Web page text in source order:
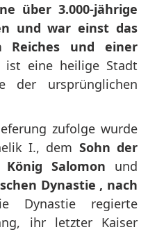
über 3.000-jährige
und war einst das
Reiches und einer
ist eine heilige Stadt
der ursprünglichen
zufolge wurde
I., dem Sohn der
Salomon und
Dynastie , nach
Dynastie regierte
ihr letzter Kaiser